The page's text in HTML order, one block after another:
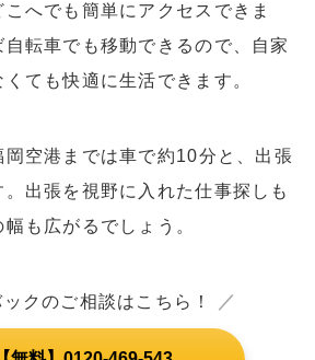
へでも簡単にアクセスできま
転車でも移動できるので、自家
ても快適に生活できます。
岡空港までは車で約10分と、出張
出張を視野に入れた仕事探しも
も広がるでしょう。
クのご相談はこちら！ ／